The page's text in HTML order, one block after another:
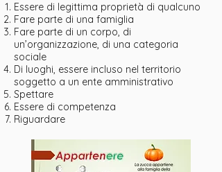
Essere di legittima proprietà di qualcuno
Fare parte di una famiglia
Fare parte di un corpo, di
un’organizzazione, di una categoria
sociale
Di luoghi, essere incluso nel territorio
soggetto a un ente amministrativo
Spettare
Essere di competenza
Riguardare